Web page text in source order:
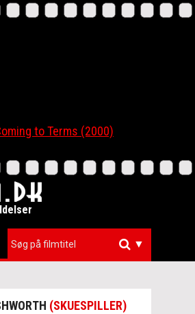
to Terms (2000)
▼
(SKUESPILLER)